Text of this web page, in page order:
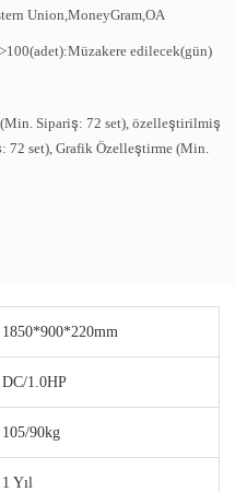
Union,MoneyGram,OA
edilecek(gün)
Sipariş: 72 set), özelleştirilmiş
72 set), Grafik Özelleştirme (Min.
1850*900*220mm
DC/1.0HP
105/90kg
1 Yıl